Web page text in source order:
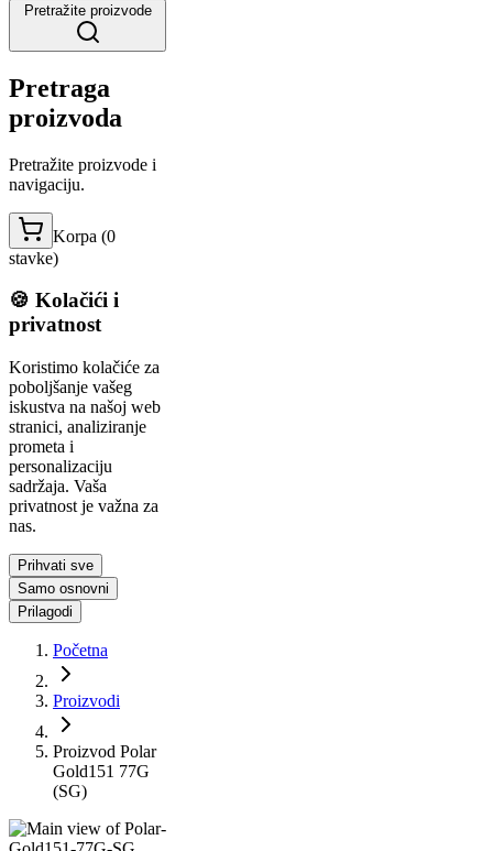
Pretražite proizvode
Pretraga
proizvoda
Pretražite proizvode i
navigaciju.
Korpa (0
stavke)
🍪 Kolačići i
privatnost
Koristimo kolačiće za
poboljšanje vašeg
iskustva na našoj web
stranici, analiziranje
prometa i
personalizaciju
sadržaja. Vaša
privatnost je važna za
nas.
Prihvati sve
Samo osnovni
Prilagodi
Početna
Proizvodi
Proizvod Polar
Gold151 77G
(SG)